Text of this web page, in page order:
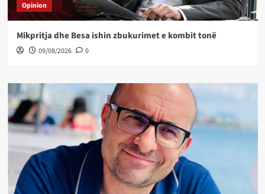
Opinion
Mikpritja dhe Besa ishin zbukurimet e kombit tonë
09/08/2026 0